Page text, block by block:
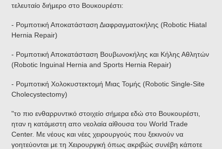
τελευταίο διήμερο στο Βουκουρέστι:
- Ρομποτική Αποκατάσταση Διαφραγματοκήλης (Robotic Hiatal
Hernia Repair)
- Ρομποτική Αποκατάσταση Βουβωνοκήλης και Κήλης Αθλητών
(Robotic Inguinal Hernia and Sports Hernia Repair)
- Ρομποτική Χολοκυστεκτομή Μιας Τομής (Robotic Single-Site
Cholecystectomy)
"το πιο ενθαρρυντικό στοιχείο σήμερα εδώ στο Βουκουρέστι,
ηταν η κατάμεστη απο νεολαία αίθουσα του World Trade
Center. Με νέους και νέες χειρουργούς που ξεκινούν να
γοητεύονται με τη Χειρουργική όπως ακριβώς συνέβη κάποτε